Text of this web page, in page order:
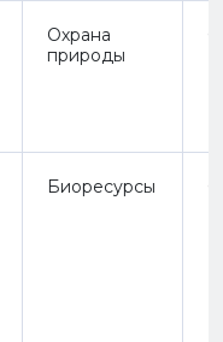
Охрана
природы
Биоресурсы